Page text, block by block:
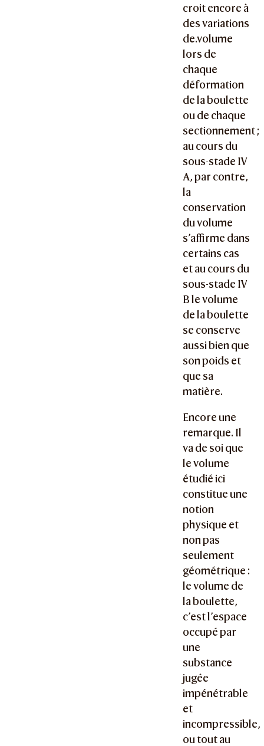
croit encore à
des variations
de.volume
lors de
chaque
déformation
de la boulette
ou de chaque
sectionnement ;
au cours du
sous-stade IV
A, par contre,
la
conservation
du volume
s’affirme dans
certains cas
et au cours du
sous-stade IV
B le volume
de la boulette
se conserve
aussi bien que
son poids et
que sa
matière.
Encore une
remarque. Il
va de soi que
le volume
étudié ici
constitue une
notion
physique et
non pas
seulement
géométrique :
le volume de
la boulette,
c’est l’espace
occupé par
une
substance
jugée
impénétrable
et
incompressible,
ou tout au